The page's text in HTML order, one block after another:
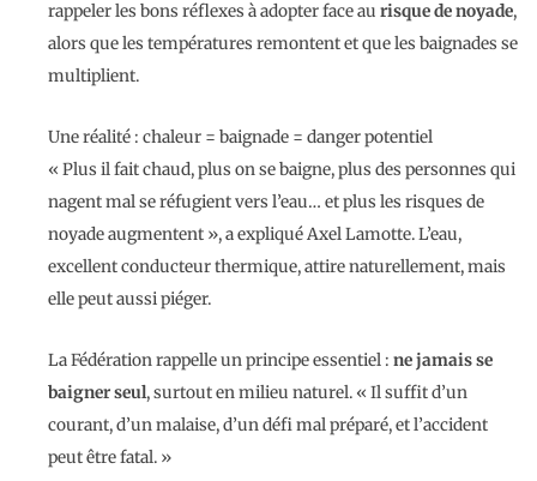
rappeler les bons réflexes à adopter face au risque de noyade,
alors que les températures remontent et que les baignades se
multiplient.
Une réalité : chaleur = baignade = danger potentiel
« Plus il fait chaud, plus on se baigne, plus des personnes qui
nagent mal se réfugient vers l’eau… et plus les risques de
noyade augmentent », a expliqué Axel Lamotte. L’eau,
excellent conducteur thermique, attire naturellement, mais
elle peut aussi piéger.
La Fédération rappelle un principe essentiel : ne jamais se
baigner seul, surtout en milieu naturel. « Il suffit d’un
courant, d’un malaise, d’un défi mal préparé, et l’accident
peut être fatal. »